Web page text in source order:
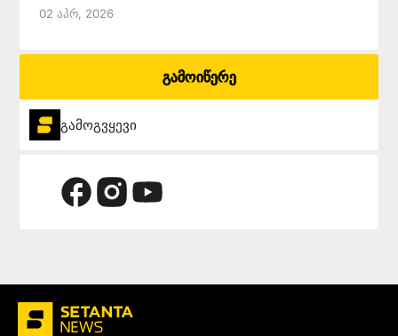
02 Აპრ, 2026
გამოიწერე
გამოგვყევი